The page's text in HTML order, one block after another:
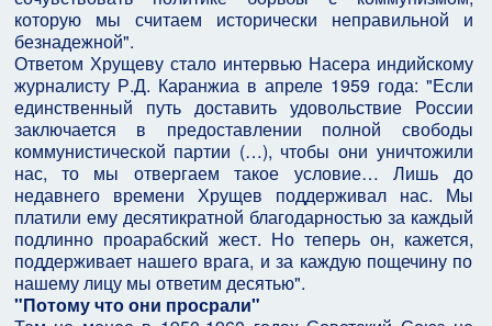
которую мы считаем исторически неправильной и
безнадежной".
Ответом Хрущеву стало интервью Насера индийскому
журналисту Р.Д. Каранжиа в апреле 1959 года: "Если
единственный путь доставить удовольствие России
заключается в предоставлении полной свободы
коммунистической партии (…), чтобы они уничтожили
нас, то мы отвергаем такое условие… Лишь до
недавнего времени Хрущев поддерживал нас. Мы
платили ему десятикратной благодарностью за каждый
подлинно проарабский жест. Но теперь он, кажется,
поддерживает нашего врага, и за каждую пощечину по
нашему лицу мы ответим десятью".
"Потому что они просрали"